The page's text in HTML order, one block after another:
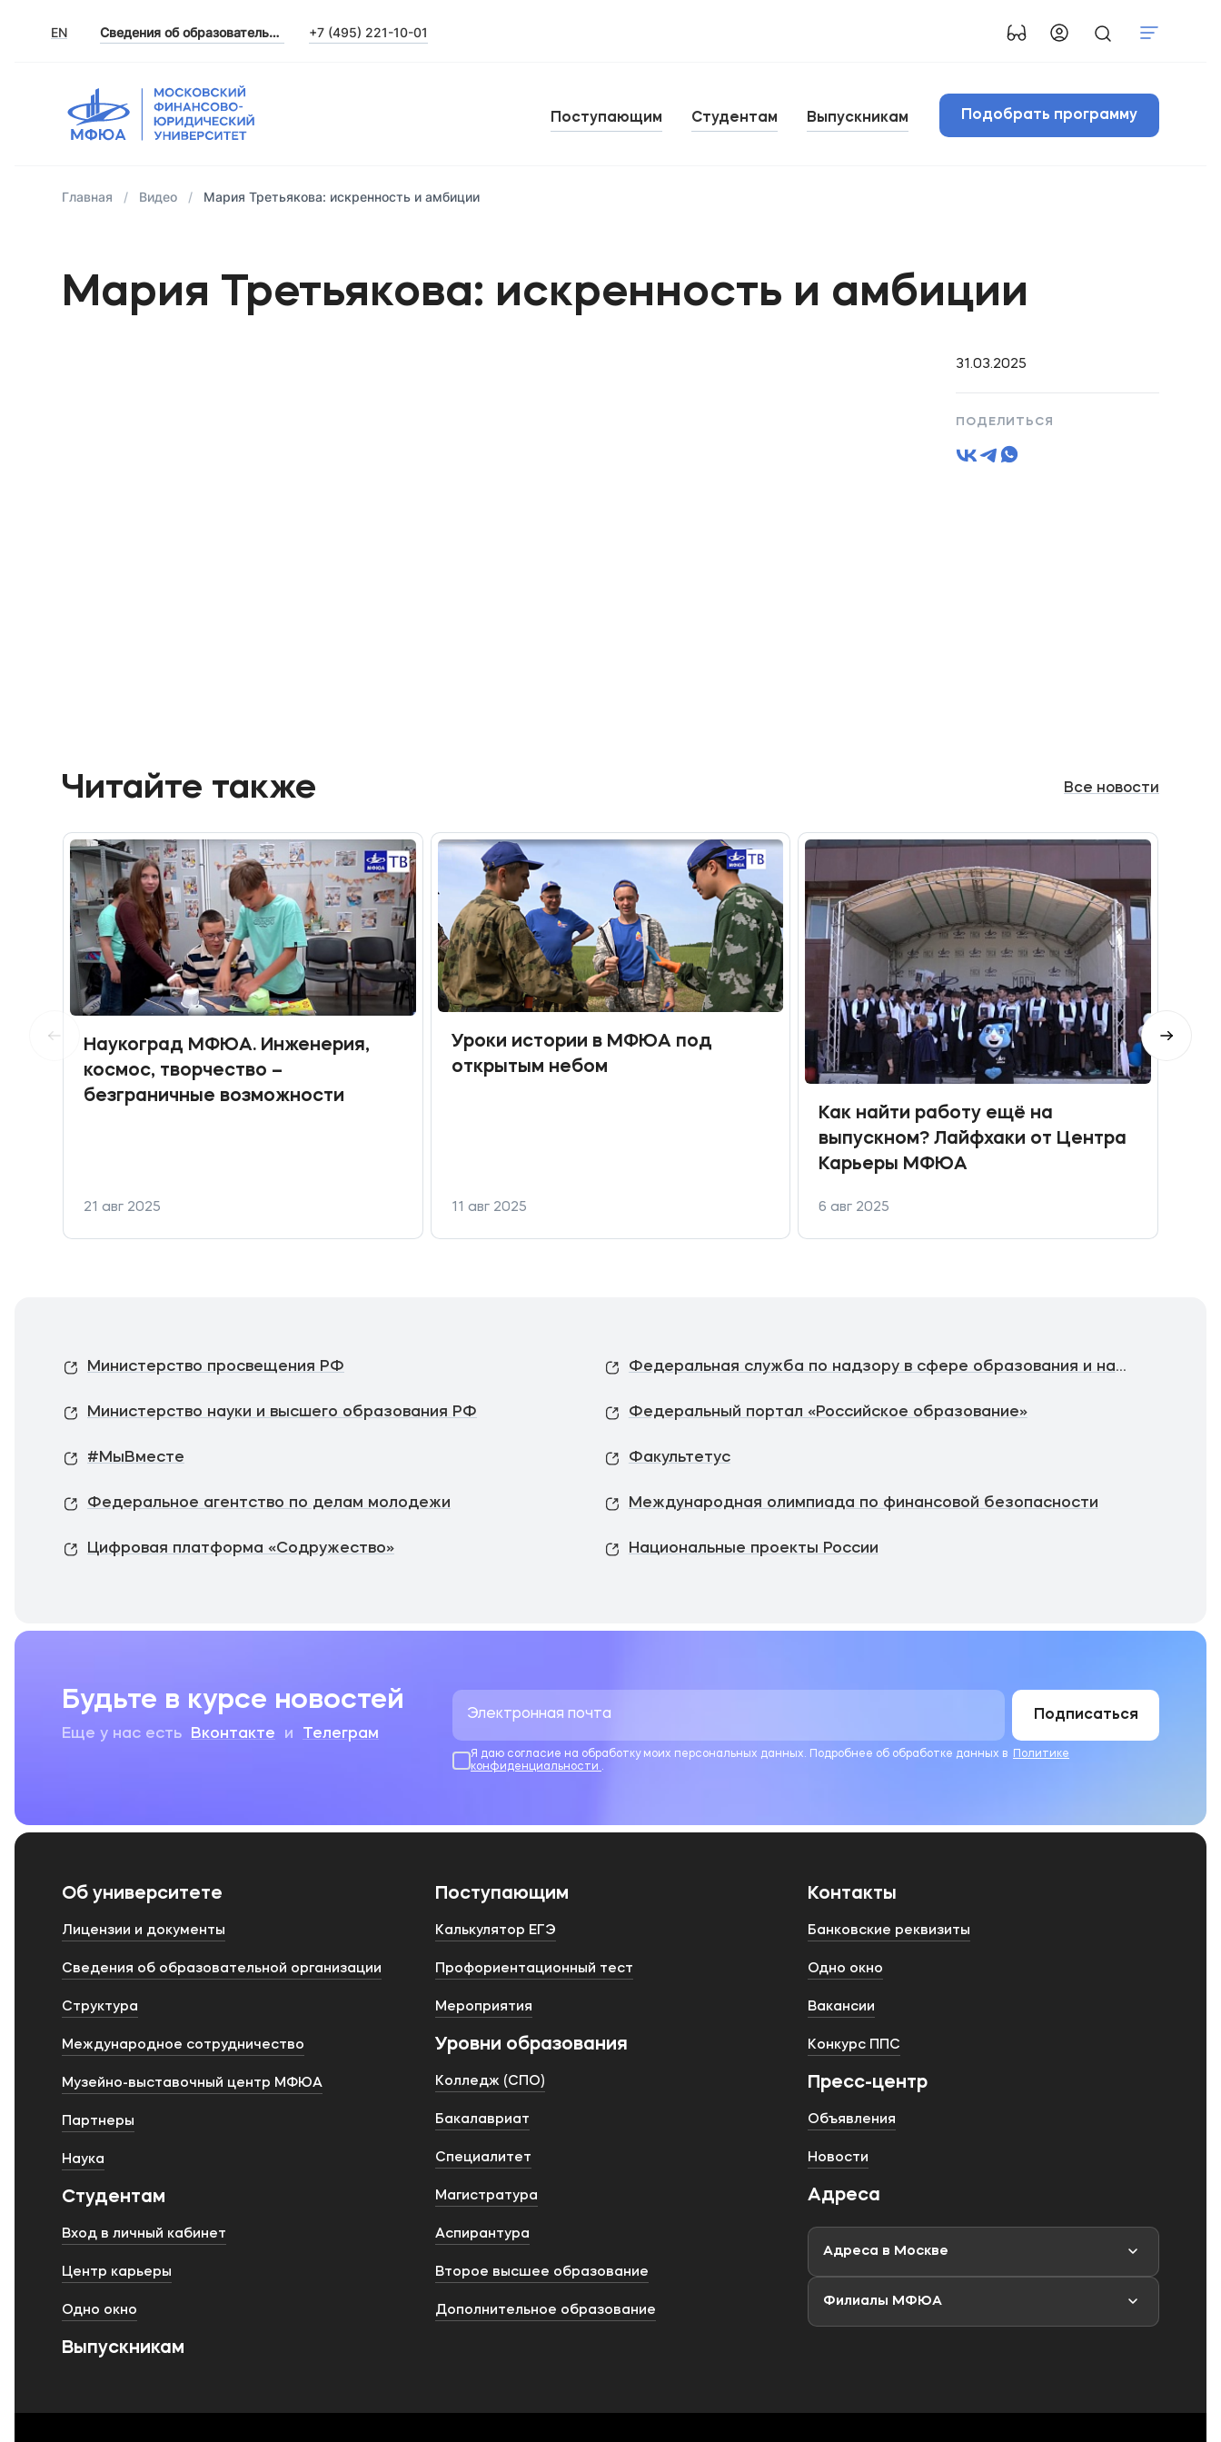
EN Сведения об образовательной организации +7 (495) 221-10-01
Поступающим Студентам Выпускникам Подобрать программу
Главная Видео Мария Третьякова: искренность и амбиции
Мария Третьякова: искренность и амбиции
31.03.2025
ПОДЕЛИТЬСЯ
Читайте также Все новости
Наукоград МФЮА. Инженерия,
космос, творчество –
безграничные возможности
21 авг 2025
Уроки истории в МФЮА под
открытым небом
11 авг 2025
Как найти работу ещё на
выпускном? Лайфхаки от Центра
Карьеры МФЮА
6 авг 2025
Министерство просвещения РФ Федеральная служба по надзору в сфере образования и науки
Министерство науки и высшего образования РФ Федеральный портал «Российское образование»
#МыВместе Факультетус
Федеральное агентство по делам молодежи Международная олимпиада по финансовой безопасности
Цифровая платформа «Содружество» Национальные проекты России
Будьте в курсе новостей
Еще у нас есть Вконтакте и Телеграм
Подписаться
Я даю согласие на обработку моих персональных данных. Подробнее об обработке данных в
Политике
конфиденциальности .
Об университете
Лицензии и документы
Сведения об образовательной организации
Структура
Международное сотрудничество
Музейно-выставочный центр МФЮА
Партнеры
Наука
Студентам
Вход в личный кабинет
Центр карьеры
Одно окно
Выпускникам
Поступающим
Калькулятор ЕГЭ
Профориентационный тест
Мероприятия
Уровни образования
Колледж (СПО)
Бакалавриат
Специалитет
Магистратура
Аспирантура
Второе высшее образование
Дополнительное образование
Контакты
Банковские реквизиты
Одно окно
Вакансии
Конкурс ППС
Пресс-центр
Объявления
Новости
Адреса
Адреса в Москве
Филиалы МФЮА